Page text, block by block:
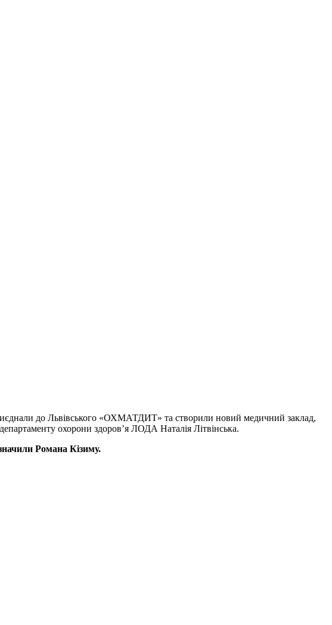
до Львівського «ОХМАТДИТ» та створили новий медичний заклад,
охорони здоров’я ЛОДА Наталія Літвінська.
Романа Кізиму.